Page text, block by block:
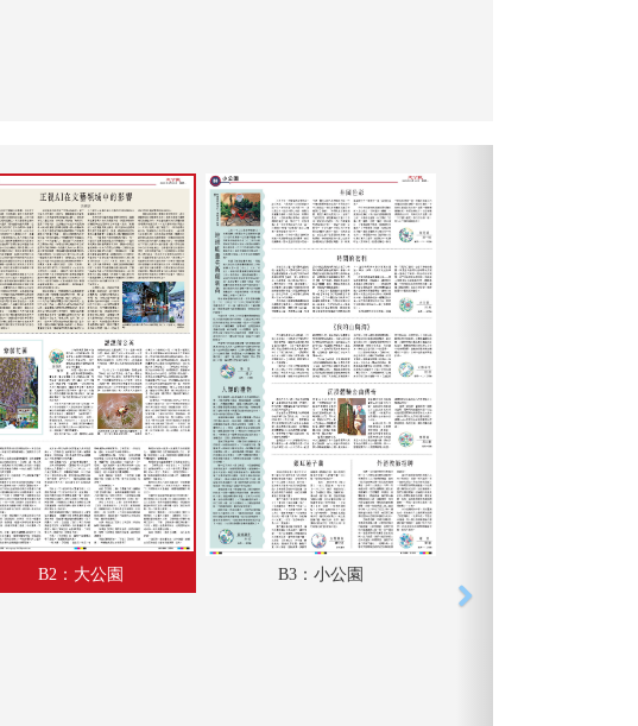
B2：大公園 B3：小公園